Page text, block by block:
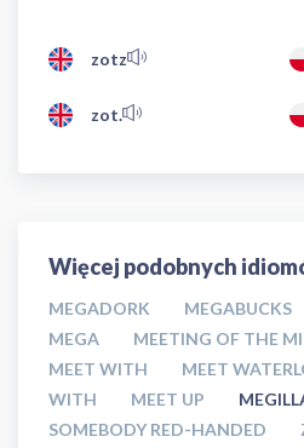
zotz
zot.
Więcej podobnych
MEGADORK MEGABUCKS
MEGA
MEETING OF THE
MEET WITH
MEET
WITH
MEET UP
SOMEBODY RED-HANDED